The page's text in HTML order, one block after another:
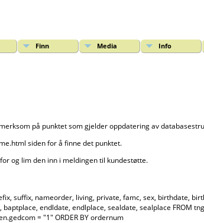
Finn Media Info
på punktet som gjelder oppdatering av
siden for å finne det punktet.
og lim den inn i meldingen til kundestøtte.
suffix, nameorder, living, private, famc, sex, birthdate,
endldate, endlplace, sealdate, sealplace FROM
= "1" ORDER BY ordernum